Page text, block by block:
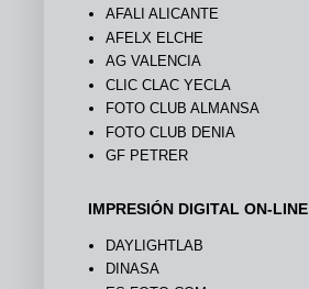
AFALI ALICANTE
AFELX ELCHE
AG VALENCIA
CLIC CLAC YECLA
FOTO CLUB ALMANSA
FOTO CLUB DENIA
GF PETRER
IMPRESIÓN DIGITAL ON-LINE
DAYLIGHTLAB
DINASA